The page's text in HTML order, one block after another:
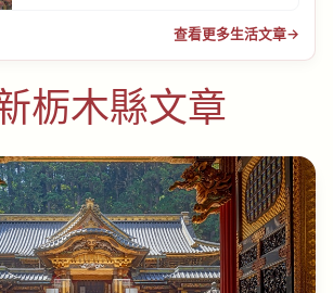
查看更多生活文章→
栃木縣文章